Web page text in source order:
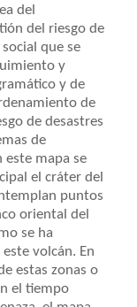
del
del riesgo de
que se
y
y de
de
de desastres
de
este mapa se
el cráter del
puntos
oriental del
se ha
volcán. En
estas zonas o
el tiempo